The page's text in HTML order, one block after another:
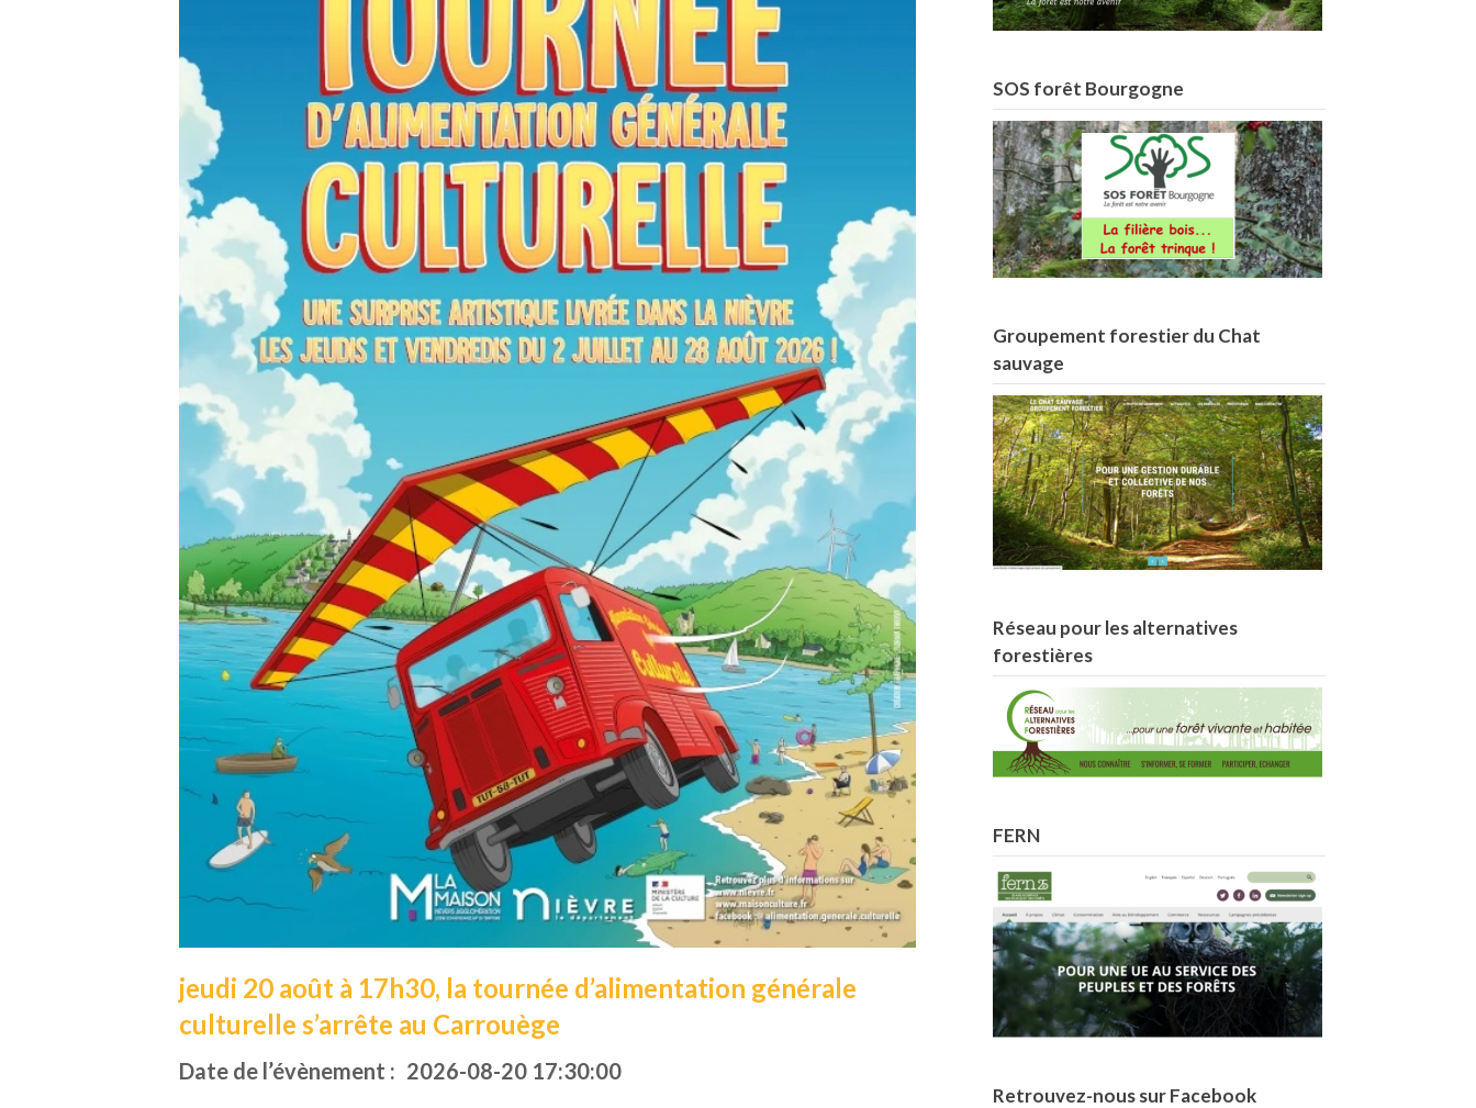
jeudi 20 août à 17h30, la tournée d’alimentation générale
culturelle s’arrête au Carrouège
Date de l’évènement : 2026-08-20 17:30:00
SOS forêt Bourgogne
Groupement forestier du Chat
sauvage
Réseau pour les alternatives
forestières
FERN
Retrouvez-nous sur Facebook